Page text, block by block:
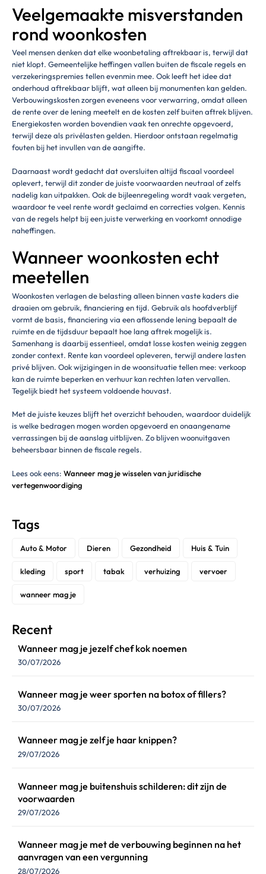
Veelgemaakte misverstanden
rond woonkosten
Veel mensen denken dat elke woonbetaling aftrekbaar is, terwijl dat
niet klopt. Gemeentelijke heffingen vallen buiten de fiscale regels en
verzekeringspremies tellen evenmin mee. Ook leeft het idee dat
onderhoud aftrekbaar blijft, wat alleen bij monumenten kan gelden.
Verbouwingskosten zorgen eveneens voor verwarring, omdat alleen
de rente over de lening meetelt en de kosten zelf buiten aftrek blijven.
Energiekosten worden bovendien vaak ten onrechte opgevoerd,
terwijl deze als privélasten gelden. Hierdoor ontstaan regelmatig
fouten bij het invullen van de aangifte.
Daarnaast wordt gedacht dat oversluiten altijd fiscaal voordeel
oplevert, terwijl dit zonder de juiste voorwaarden neutraal of zelfs
nadelig kan uitpakken. Ook de bijleenregeling wordt vaak vergeten,
waardoor te veel rente wordt geclaimd en correcties volgen. Kennis
van de regels helpt bij een juiste verwerking en voorkomt onnodige
naheffingen.
Wanneer woonkosten echt
meetellen
Woonkosten verlagen de belasting alleen binnen vaste kaders die
draaien om gebruik, financiering en tijd. Gebruik als hoofdverblijf
vormt de basis, financiering via een aflossende lening bepaalt de
ruimte en de tijdsduur bepaalt hoe lang aftrek mogelijk is.
Samenhang is daarbij essentieel, omdat losse kosten weinig zeggen
zonder context. Rente kan voordeel opleveren, terwijl andere lasten
privé blijven. Ook wijzigingen in de woonsituatie tellen mee: verkoop
kan de ruimte beperken en verhuur kan rechten laten vervallen.
Tegelijk biedt het systeem voldoende houvast.
Met de juiste keuzes blijft het overzicht behouden, waardoor duidelijk
is welke bedragen mogen worden opgevoerd en onaangename
verrassingen bij de aanslag uitblijven. Zo blijven woonuitgaven
beheersbaar binnen de fiscale regels.
Lees ook eens: Wanneer mag je wisselen van juridische
vertegenwoordiging
Tags
Auto & Motor Dieren Gezondheid Huis & Tuin
kleding sport tabak verhuizing vervoer
wanneer mag je
Recent
Wanneer mag je jezelf chef kok noemen
30/07/2026
Wanneer mag je weer sporten na botox of fillers?
30/07/2026
Wanneer mag je zelf je haar knippen?
29/07/2026
Wanneer mag je buitenshuis schilderen: dit zijn de
voorwaarden
29/07/2026
Wanneer mag je met de verbouwing beginnen na het
aanvragen van een vergunning
28/07/2026